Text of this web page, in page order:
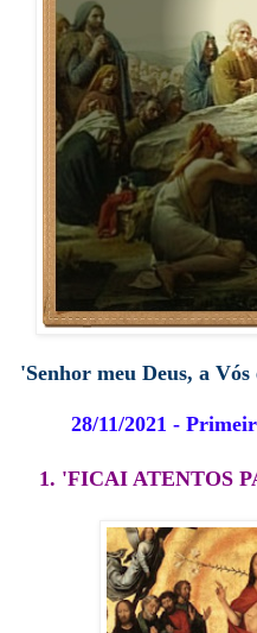
'Senhor meu Deus, a
28/11/2021 -
1. 'FICAI ATENTOS